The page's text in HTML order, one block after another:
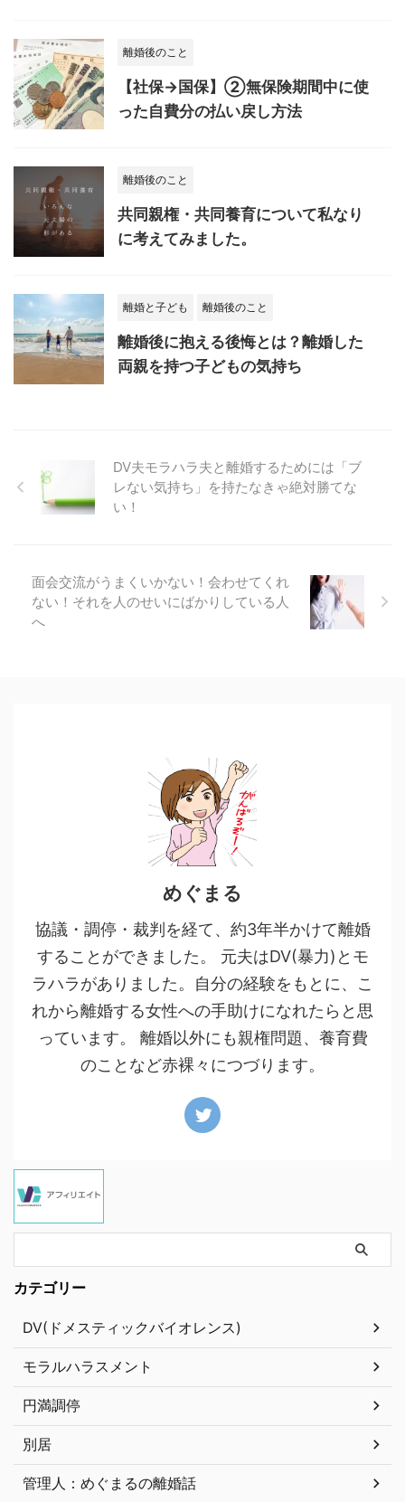
離婚後のこと
【社保→国保】②無保険期間中に使
った自費分の払い戻し方法
離婚後のこと
共同親権・共同養育について私なり
に考えてみました。
離婚と子ども 離婚後のこと
離婚後に抱える後悔とは？離婚した
両親を持つ子どもの気持ち
DV夫モラハラ夫と離婚するためには「ブ
レない気持ち」を持たなきゃ絶対勝てな
い！
面会交流がうまくいかない！会わせてくれ
ない！それを人のせいにばかりしている人
へ
めぐまる
協議・調停・裁判を経て、約3年半かけて離婚
することができました。 元夫はDV(暴力)とモ
ラハラがありました。自分の経験をもとに、こ
れから離婚する女性への手助けになれたらと思
っています。 離婚以外にも親権問題、養育費
のことなど赤裸々につづります。
カテゴリー
DV(ドメスティックバイオレンス)
モラルハラスメント
円満調停
別居
管理人：めぐまるの離婚話